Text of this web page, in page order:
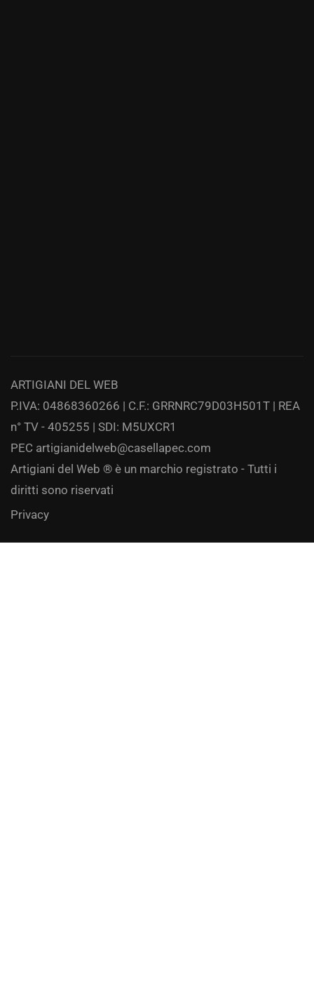
ARTIGIANI DEL WEB
P.IVA: 04868360266 | C.F.: GRRNRC79D03H501T | REA
n° TV - 405255 | SDI: M5UXCR1
PEC artigianidelweb@casellapec.com
Artigiani del Web ® è un marchio registrato - Tutti i
diritti sono riservati
Privacy